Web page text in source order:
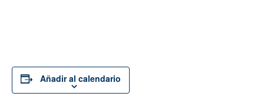
Añadir al calendario